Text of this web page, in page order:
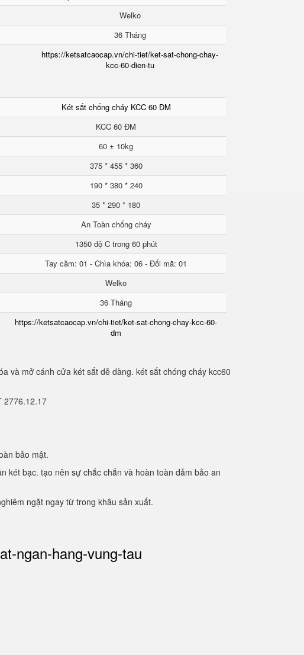
Welko
36 Tháng
https://ketsatcaocap.vn/chi-tiet/ket-sat-chong-chay-
kcc-60-dien-tu
Két sắt chống cháy KCC 60 ĐM
KCC 60 ĐM
60 ± 10kg
375 * 455 * 360
190 * 380 * 240
35 * 290 * 180
An Toàn chống cháy
1350 độ C trong 60 phút
Tay cầm: 01 - Chìa khóa: 06 - Đổi mã: 01
Welko
36 Tháng
https://ketsatcaocap.vn/chi-tiet/ket-sat-chong-chay-kcc-60-
dm
và mở cánh cửa két sắt dễ dàng. két sắt chóng cháy kcc60
2776.12.17
bảo mật.
két bạc. tạo nên sự chắc chắn và hoàn toàn đảm bảo an
ngặt ngay từ trong khâu sản xuất.
ngan-hang-vung-tau